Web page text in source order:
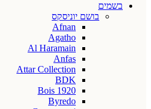
בשמים
בושם יוניסקס
Afnan
Agatho
Al Haramain
Anfas
Attar Collection
BDK
Bois 1920
Byredo